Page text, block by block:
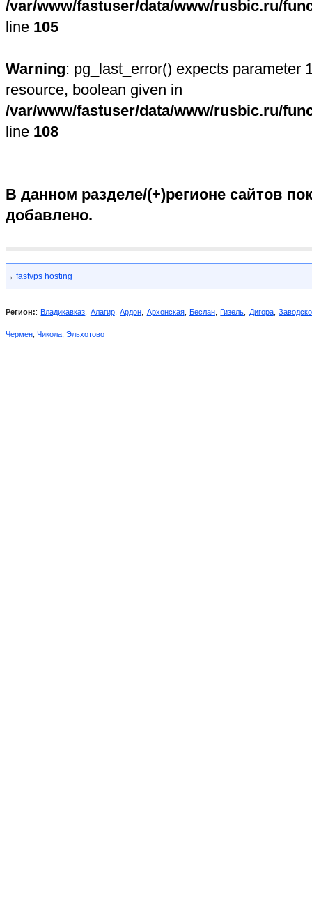
/var/www/fastuser/data/www/rusbic.ru/
line 105
Warning: pg_last_error() expects parameter
resource, boolean given in
/var/www/fastuser/data/www/rusbic.ru/
line 108
В данном разделе/(+)регионе сайтов
добавлено.
→ fastvps hosting
Регион::Владикавказ Алагир,Ардон Архонская, Беслан,Гизель Дигора,
Чермен Чикола Эльхотово